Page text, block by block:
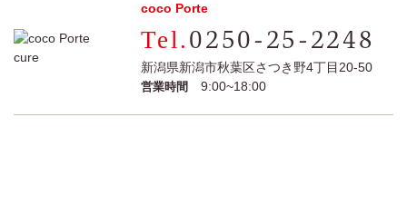
coco Porte
0250-25-2248
新潟県新潟市秋葉区さつき野4丁目20-50
営業時間 9:00~18:00